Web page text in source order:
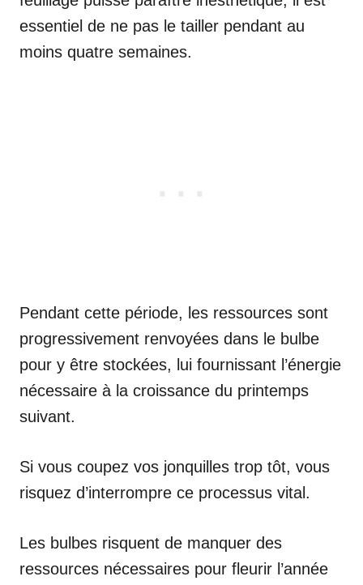
essentiel de ne pas le tailler pendant au
moins quatre semaines.
Pendant cette période, les ressources sont
progressivement renvoyées dans le bulbe
pour y être stockées, lui fournissant l’énergie
nécessaire à la croissance du printemps
suivant.
Si vous coupez vos jonquilles trop tôt, vous
risquez d’interrompre ce processus vital.
Les bulbes risquent de manquer des
ressources nécessaires pour fleurir l’année